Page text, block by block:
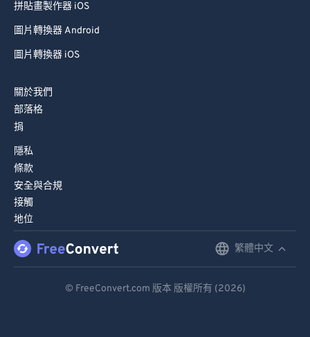
拼貼畫製作器 iOS
圖片轉換器 Android
圖片轉換器 iOS
關於我們
部落格
捐
隱私
條款
安全與合規
接觸
地位
繁體中文
© FreeConvert.com 版本 版權所有 (2026)